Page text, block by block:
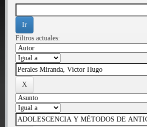
Filtros actuales: